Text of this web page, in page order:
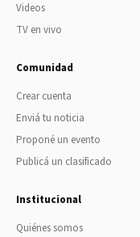
Videos
TV en vivo
Comunidad
Crear cuenta
Enviá tu noticia
Proponé un evento
Publicá un clasificado
Institucional
Quiénes somos